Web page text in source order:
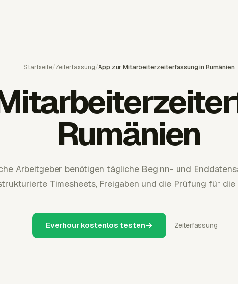
Startseite/Zeiterfassung/App zur Mitarbeiterzeiterfassung in Rumänien
Rumänien
Arbeitgeber benötigen tägliche Beginn- und
Timesheets, Freigaben und die Prüfung für die
Everhour kostenlos testen Zeiterfassung